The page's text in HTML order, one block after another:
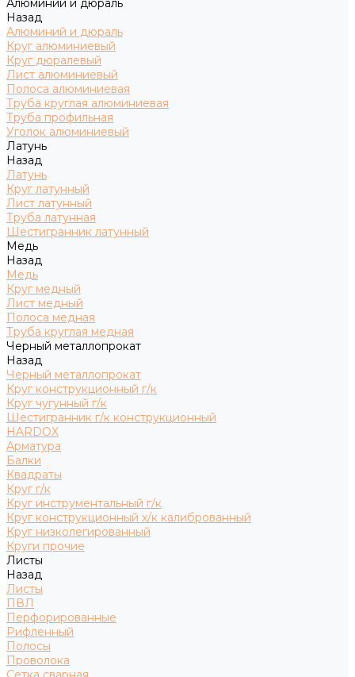
Алюминий и дюраль
Назад
Алюминий и дюраль
Круг алюминиевый
Круг дюралевый
Лист алюминиевый
Полоса алюминиевая
Труба круглая алюминиевая
Труба профильная
Уголок алюминиевый
Латунь
Назад
Латунь
Круг латунный
Лист латунный
Труба латунная
Шестигранник латунный
Медь
Назад
Медь
Круг медный
Лист медный
Полоса медная
Труба круглая медная
Черный металлопрокат
Назад
Черный металлопрокат
Круг конструкционный г/к
Круг чугунный г/к
Шестигранник г/к конструкционный
HARDOX
Арматура
Балки
Квадраты
Круг г/к
Круг инструментальный г/к
Круг конструкционный х/к калиброванный
Круг низколегированный
Круги прочие
Листы
Назад
Листы
ПВЛ
Перфорированные
Рифленный
Полосы
Проволока